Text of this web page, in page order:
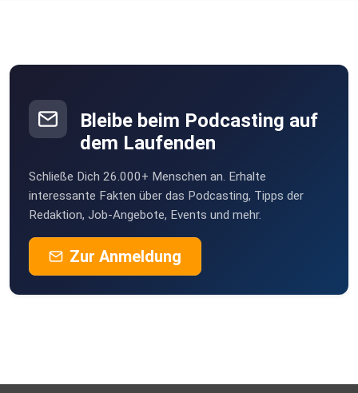
Bleibe beim Podcasting auf
dem Laufenden
Schließe Dich 26.000+ Menschen an. Erhalte
interessante Fakten über das Podcasting, Tipps der
Redaktion, Job-Angebote, Events und mehr.
Zur Anmeldung